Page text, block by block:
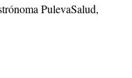
PulevaSalud,